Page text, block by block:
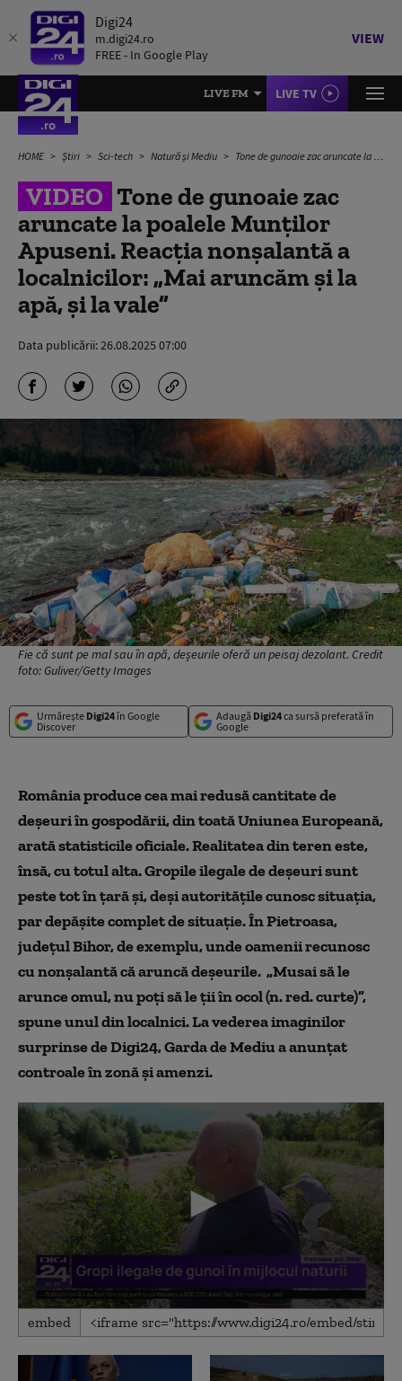
Digi24
m.digi24.ro
FREE - In Google Play
VIEW
LIVE FM LIVE TV
HOME Știri Sci-tech Natură și Mediu Tone de gunoaie zac aruncate la poalele Munților Apuseni. Reacția nonșalantă a localnicilor: „Mai aruncăm și la apă, și la vale”
VIDEO Tone de gunoaie zac
aruncate la poalele Munților
Apuseni. Reacția nonșalantă a
localnicilor: „Mai aruncăm și la
apă, și la vale”
Data publicării:26.08.2025 07:00
Fie că sunt pe mal sau în apă, deșeurile oferă un peisaj dezolant. Credit
foto: Guliver/Getty Images
Urmărește Digi24în Google
Discover
Adaugă Digi24ca sursă preferată în
Google
România produce cea mai redusă cantitate de
deșeuriîn gospodării, din toată Uniunea Europeană,
arată statisticile oficiale. Realitatea din teren este,
însă, cu totul alta. Gropile ilegale de deșeuri sunt
peste totînțară și, deși autoritățile cunosc situația,
par depășite complet de situație. În Pietroasa,
județul Bihor, de exemplu, unde oamenii recunosc
cu nonșalantă că aruncă deșeurile. „Musai să le
arunce omul, nu poți să le țiiîn ocol(n. red. curte)”,
spune unul din localnici. La vederea imaginilor
surprinse de Digi24, Garda de Mediu a anunțat
controale în zonă și amenzi.
0
seconds
2
minutes,
embed